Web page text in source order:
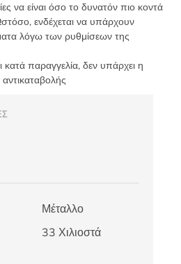
να είναι όσο το δυνατόν πιο κοντά
ενδέχεται να υπάρχουν
λόγω των ρυθμίσεων της
παραγγελία, δεν υπάρχει η
Μέταλλο
33 Χιλιοστά